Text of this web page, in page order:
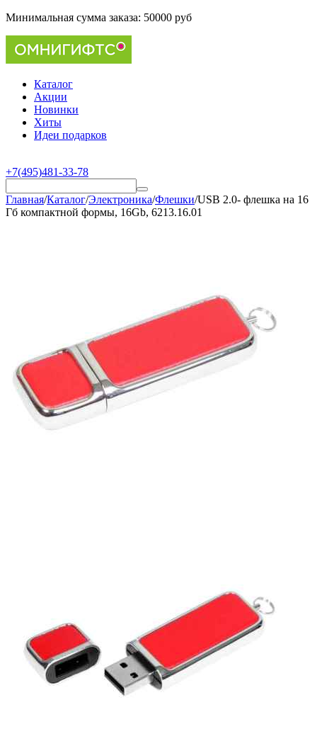
Минимальная сумма заказа: 50000 руб
Каталог
Акции
Новинки
Хиты
Идеи подарков
+7(495)481-33-78
Главная/Каталог/Электроника/Флешки/USB 2.0- флешка на 16
Гб компактной формы, 16Gb, 6213.16.01